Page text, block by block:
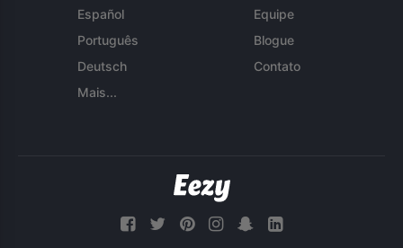
Español
Português
Deutsch
Mais...
Equipe
Blogue
Contato